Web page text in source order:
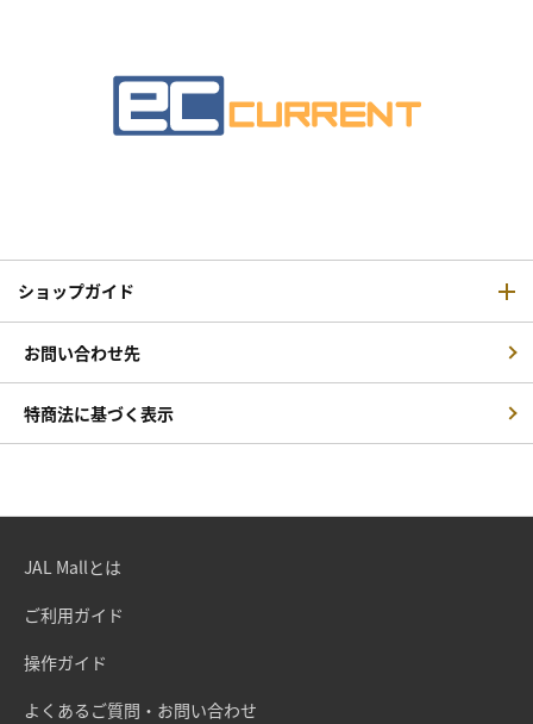
ショップガイド
お問い合わせ先
特商法に基づく表示
JAL Mallとは
ご利用ガイド
操作ガイド
よくあるご質問・お問い合わせ